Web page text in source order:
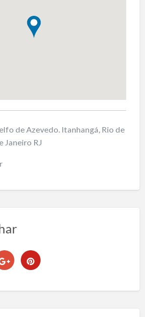
de Azevedo. Itanhangá, Rio de
Janeiro RJ